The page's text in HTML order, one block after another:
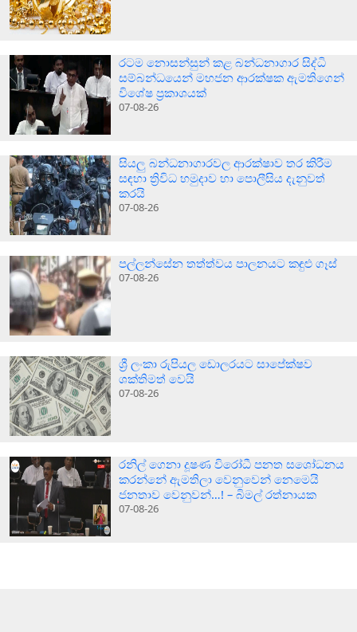
රටම නොසන්සුන් කළ බන්ධනාගාර සිද්ධි
සම්බන්ධයෙන් මහජන ආරක්ෂක ඇමතිගෙන්
විශේෂ ප්‍රකාශයක්
07-08-26
සියලු බන්ධනාගාරවල ආරක්ෂාව තර කිරීම
සඳහා ත්‍රිවිධ හමුදාව හා පොලීසිය දැනුවත්
කරයි
07-08-26
පල්ලන්සේන තත්ත්වය පාලනයට කඳුළු ගෑස්
07-08-26
ශ්‍රී ලංකා රුපියල ඩොලරයට සාපේක්ෂව
ශක්තිමත් වෙයි
07-08-26
රනිල් ගෙනා දූෂණ විරෝධී පනත සශෝධනය
කරන්නේ ඇමතිලා වෙනුවෙන් නෙමෙයි
ජනතාව වෙනුවන්…! – බිමල් රත්නායක
07-08-26